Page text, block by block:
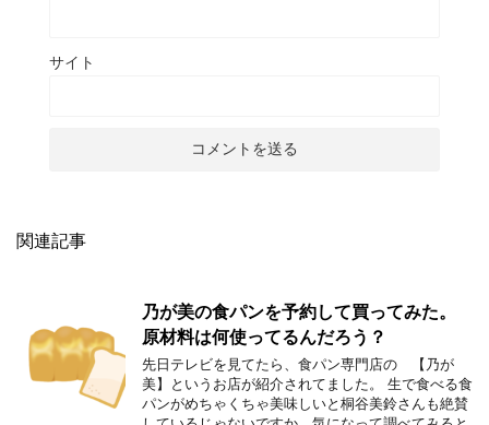
サイト
関連記事
乃が美の食パンを予約して買ってみた。
原材料は何使ってるんだろう？
先日テレビを見てたら、食パン専門店の 【乃が
美】というお店が紹介されてました。 生で食べる食
パンがめちゃくちゃ美味しいと桐谷美鈴さんも絶賛